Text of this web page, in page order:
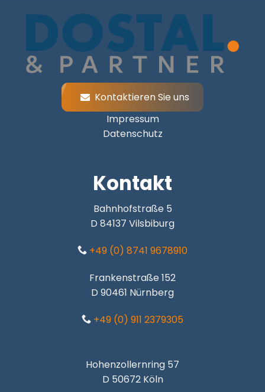
Kontaktieren Sie uns
Impressum
Datenschutz
Kontakt
Bahnhofstraße 5
D 84137 Vilsbiburg
+49 (0) 8741 9678910
Frankenstraße 152
D 90461 Nürnberg
+49 (0) 911 2379305
Hohenzollernring 57
D 50672 Köln